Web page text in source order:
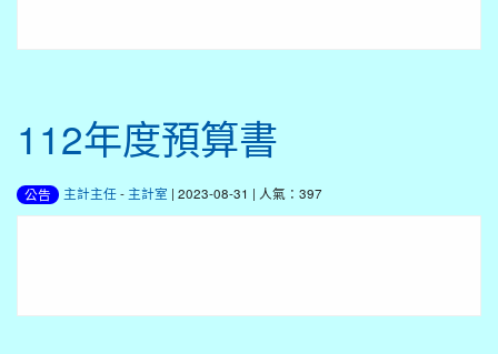
112年度預算書
公告 主計主任- 主計室 | 2023-08-31 | 人氣：397